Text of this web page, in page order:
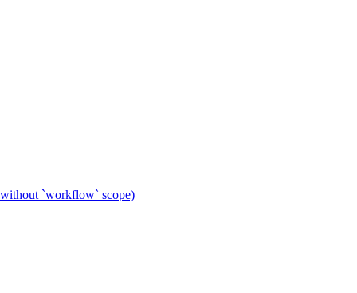
`workflow` scope)